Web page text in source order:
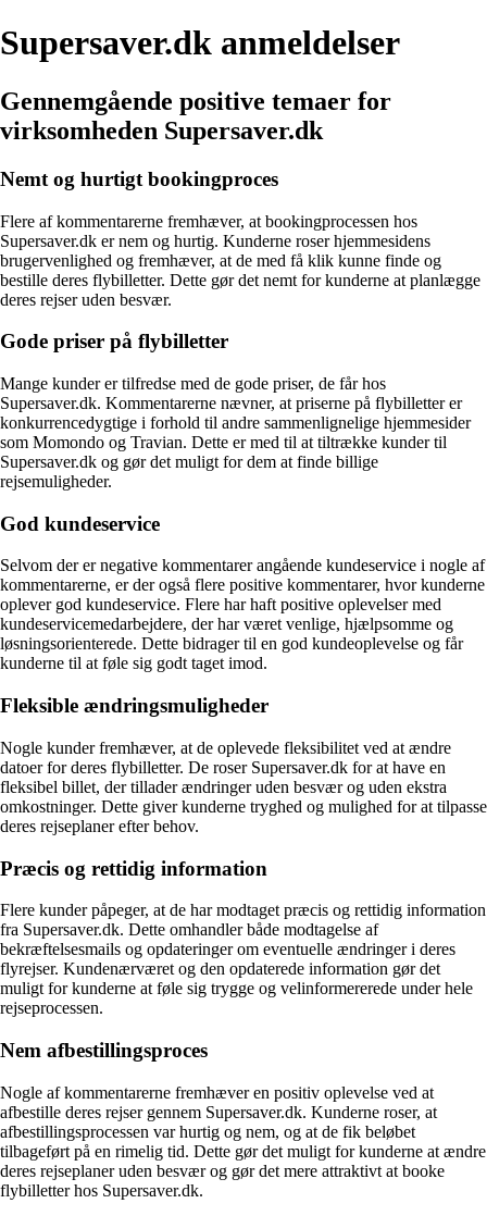
Supersaver.dk anmeldelser
Gennemgående positive temaer for
virksomheden Supersaver.dk
Nemt og hurtigt bookingproces
Flere af kommentarerne fremhæver, at bookingprocessen hos
Supersaver.dk er nem og hurtig. Kunderne roser hjemmesidens
brugervenlighed og fremhæver, at de med få klik kunne finde og
bestille deres flybilletter. Dette gør det nemt for kunderne at planlægge
deres rejser uden besvær.
Gode priser på flybilletter
Mange kunder er tilfredse med de gode priser, de får hos
Supersaver.dk. Kommentarerne nævner, at priserne på flybilletter er
konkurrencedygtige i forhold til andre sammenlignelige hjemmesider
som Momondo og Travian. Dette er med til at tiltrække kunder til
Supersaver.dk og gør det muligt for dem at finde billige
rejsemuligheder.
God kundeservice
Selvom der er negative kommentarer angående kundeservice i nogle af
kommentarerne, er der også flere positive kommentarer, hvor kunderne
oplever god kundeservice. Flere har haft positive oplevelser med
kundeservicemedarbejdere, der har været venlige, hjælpsomme og
løsningsorienterede. Dette bidrager til en god kundeoplevelse og får
kunderne til at føle sig godt taget imod.
Fleksible ændringsmuligheder
Nogle kunder fremhæver, at de oplevede fleksibilitet ved at ændre
datoer for deres flybilletter. De roser Supersaver.dk for at have en
fleksibel billet, der tillader ændringer uden besvær og uden ekstra
omkostninger. Dette giver kunderne tryghed og mulighed for at tilpasse
deres rejseplaner efter behov.
Præcis og rettidig information
Flere kunder påpeger, at de har modtaget præcis og rettidig information
fra Supersaver.dk. Dette omhandler både modtagelse af
bekræftelsesmails og opdateringer om eventuelle ændringer i deres
flyrejser. Kundenærværet og den opdaterede information gør det
muligt for kunderne at føle sig trygge og velinformererede under hele
rejseprocessen.
Nem afbestillingsproces
Nogle af kommentarerne fremhæver en positiv oplevelse ved at
afbestille deres rejser gennem Supersaver.dk. Kunderne roser, at
afbestillingsprocessen var hurtig og nem, og at de fik beløbet
tilbageført på en rimelig tid. Dette gør det muligt for kunderne at ændre
deres rejseplaner uden besvær og gør det mere attraktivt at booke
flybilletter hos Supersaver.dk.